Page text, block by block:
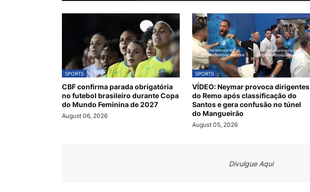
SPORTS
CBF confirma parada obrigatória
no futebol brasileiro durante Copa
do Mundo Feminina de 2027
August 06, 2026
SPORTS
VÍDEO: Neymar provoca dirigentes
do Remo após classificação do
Santos e gera confusão no túnel
do Mangueirão
August 05, 2026
Divulgue Aqui